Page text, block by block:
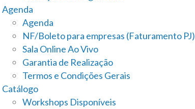
Agenda
Agenda
NF/Boleto para empresas (Faturamento PJ)
Sala Online Ao Vivo
Garantia de Realização
Termos e Condições Gerais
Catálogo
Workshops Disponíveis